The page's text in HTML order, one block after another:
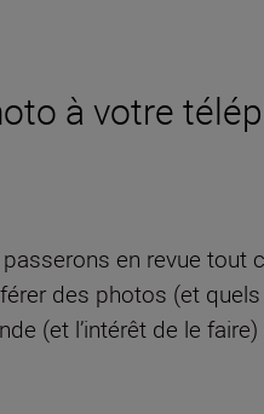
à votre
en revue tout
des photos (et
(et l’intérêt de le